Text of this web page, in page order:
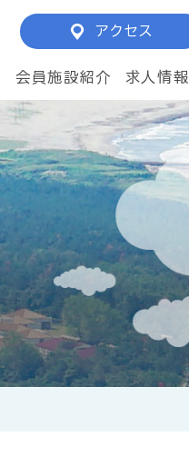
アクセス
会員施設紹介 求人情報